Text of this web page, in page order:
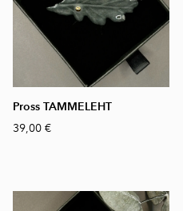
Pross TAMMELEHT
39,00 €